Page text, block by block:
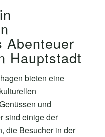
Abenteuer
Hauptstadt
bieten eine
und
sind einige der
die Besucher in der